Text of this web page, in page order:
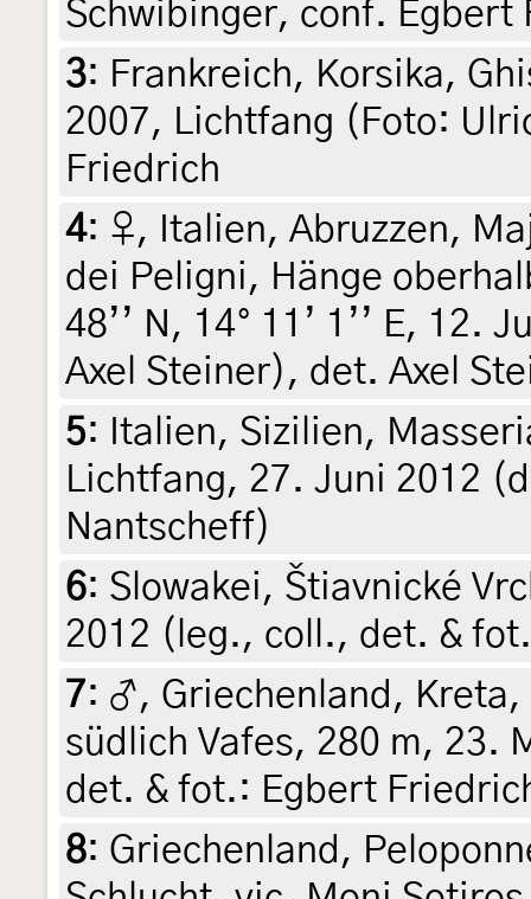
Schwibinger, conf. Egbert
3: Frankreich, Korsika,
2007, Lichtfang (Foto:
Friedrich
4: ♀, Italien, Abruzzen,
dei Peligni, Hänge
48’’ N, 14° 11’ 1’’ E,
Axel Steiner), det. Axel
5:
Italien, Sizilien,
Lichtfang, 27. Juni 2012
Nantscheff)
6: Slowakei, Štiavnické
2012 (leg., coll., det. &
7: ♂, Griechenland,
südlich Vafes, 280 m, 23.
det. & fot.: Egbert
8: Griechenland,